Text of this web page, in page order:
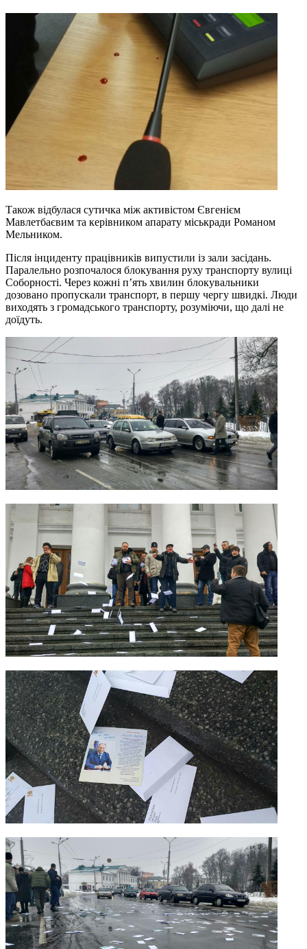
Також відбулася сутичка між активістом Євгенієм
Мавлетбаєвим та керівником апарату міськради Романом
Мельником.
Після інциденту працівників випустили із зали засідань.
Паралельно розпочалося блокування руху транспорту вулиці
Соборності. Через кожні п’ять хвилин блокувальники
дозовано пропускали транспорт, в першу чергу швидкі. Люди
виходять з громадського транспорту, розуміючи, що далі не
доїдуть.